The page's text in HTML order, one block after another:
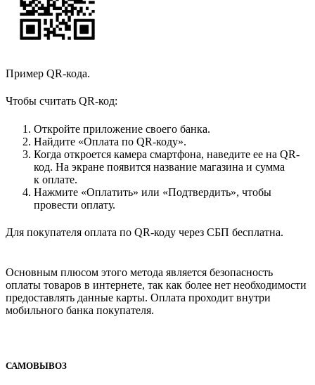
Пример QR-кода.
Чтобы считать QR-код:
Откройте приложение своего банка.
Найдите «Оплата по QR-коду».
Когда откроется камера смартфона, наведите ее на QR-
код. На экране появится название магазина и сумма
к оплате.
Нажмите «Оплатить» или «Подтвердить», чтобы
провести оплату.
Для покупателя оплата по QR-коду через СБП бесплатна.
Основным плюсом этого метода является безопасность
оплаты товаров в интернете, так как более нет необходимости
предоставлять данные карты. Оплата проходит внутри
мобильного банка покупателя.
САМОВЫВОЗ